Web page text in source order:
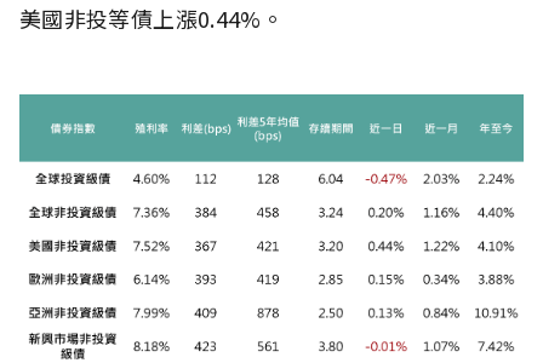
美國非投等債上漲0.44%。